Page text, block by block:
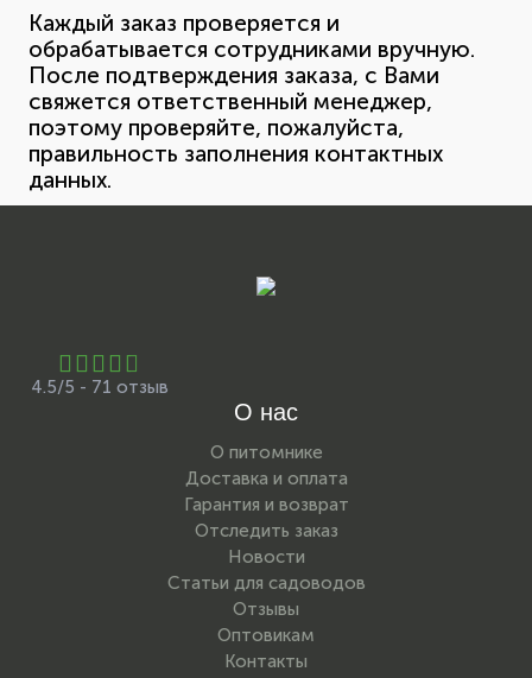
Каждый заказ проверяется и
обрабатывается сотрудниками вручную.
После подтверждения заказа, с Вами
свяжется ответственный менеджер,
поэтому проверяйте, пожалуйста,
правильность заполнения контактных
данных.
4.5/5 - 71 отзыв
О нас
О питомнике
Доставка и оплата
Гарантия и возврат
Отследить заказ
Новости
Статьи для садоводов
Отзывы
Оптовикам
Контакты